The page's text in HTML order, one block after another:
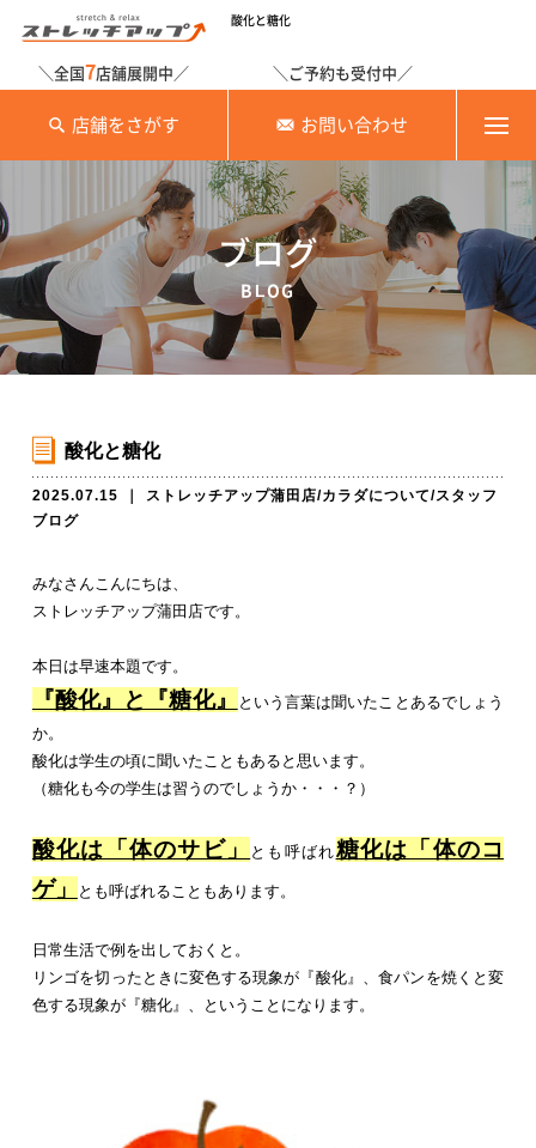
酸化と糖化
＼全国7店舗展開中／
店舗をさがす
＼ご予約も受付中／
お問い合わせ
ブログ
BLOG
酸化と糖化
2025.07.15 ストレッチアップ蒲田店/カラダについて/スタッフ
ブログ
みなさんこんにちは、
ストレッチアップ蒲田店です。
本日は早速本題です。
『酸化』と『糖化』
という言葉は聞いたことあるでしょう
か。
酸化は学生の頃に聞いたこともあると思います。
（糖化も今の学生は習うのでしょうか・・・？）
酸化は「体のサビ」 とも呼ばれ糖化は「体のコ
ゲ」
とも呼ばれることもあります。
日常生活で例を出しておくと。
リンゴを切ったときに変色する現象が『酸化』、食パンを焼くと変
色する現象が『糖化』、ということになります。